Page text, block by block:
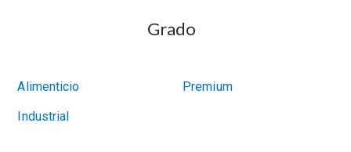
Grado
Alimenticio
Industrial
Premium